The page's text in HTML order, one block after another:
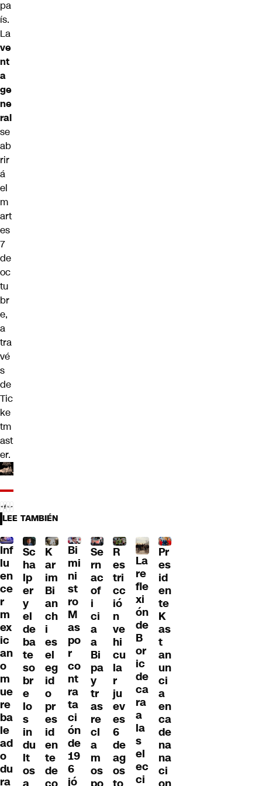
pa
ís.
La
ve
nt
a
ge
ne
ral
se
ab
rir
á
el
m
art
es
7
de
oc
tu
br
e,
a
tra
vé
s
de
Tic
ke
tm
ast
er.
LEE TAMBIÉN
Inf
lu
en
ce
r
m
ex
ic
an
o
m
ue
re
ba
le
ad
o
du
ra
Sc
ha
lp
er
y
el
de
ba
te
so
br
e
lo
s
in
du
lt
os
K
ar
im
Bi
an
ch
i
es
el
eg
id
o
pr
es
id
en
te
de
Bi
mi
ni
st
ro
M
as
po
r
co
nt
ra
ta
ci
ón
de
19
6
jó
Se
rn
ac
of
i
ci
a
a
Bi
pa
y
tr
as
re
cl
a
m
os
R
es
tri
cc
ió
n
ve
hi
cu
la
r
ju
ev
es
6
de
ag
os
La
re
fle
xi
ón
de
B
or
ic
de
ca
ra
a
la
s
el
ec
ci
Pr
es
id
en
te
K
as
t
an
un
ci
a
en
ca
de
na
na
ci